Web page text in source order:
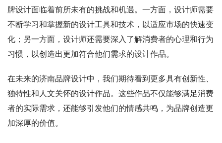
牌设计面临着前所未有的挑战和机遇。一方面，设计师需要
不断学习和掌握新的设计工具和技术，以适应市场的快速变
化；另一方面，设计师还需要深入了解消费者的心理和行为
习惯，以创造出更加符合他们需求的设计作品。
在未来的济南品牌设计中，我们期待看到更多具有创新性、
独特性和人文关怀的设计作品。这些作品不仅能够满足消费
者的实际需求，还能够引发他们的情感共鸣，为品牌创造更
加深厚的价值。